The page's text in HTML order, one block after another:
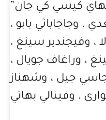
كيسي كي جان”
، وجاجاباثي بابو ،
، وفيجندير سينغ ،
، وراغاف جويال ،
جيل ، وشهناز